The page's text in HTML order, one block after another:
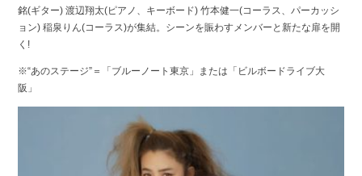
銘(ギター) 渡辺翔太(ピアノ、キーボード) 竹本健一(コーラス、パーカッシ
ョン) 稲泉りん(コーラス)が集結。シーンを賑わすメンバーと新たな扉を開
く!
※“あのステージ”＝「ブルーノート東京」または「ビルボードライブ大
阪」